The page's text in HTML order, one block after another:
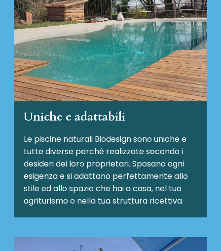
Uniche e adattabili
Le piscine naturali Biodesignsono uniche e
tutte diverse perchè realizzate secondo i
desideri dei loro proprietari. Sposano ogni
esigenza e si adattano perfettamente allo
stile ed allo spazio che hai a casa, nel tuo
agriturismo o nella tua struttura ricettiva.